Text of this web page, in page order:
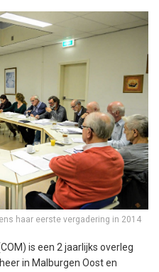
haar eerste vergadering in 2014
is een 2 jaarlijks overleg
in Malburgen Oost en